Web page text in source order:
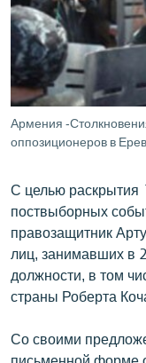
ՄԻՋԱԶԳԱՅԻՆ
ՄՇԱԿՈՒՅԹ
ՍՊՈՐՏ
ՏՏ ԵՒ ԻՆՏԵՐՆԵՏ
ԱՐԽԻՎ
ՏԵՍԱՆՅՈՒԹԵՐ
ԲԱՆԱՎԵՃ
ՁԳՏԵԼՈՎ
ՓՈԴՔԱՍԹ
Армения -
оппозиционеров в
С целью раскрытия
поствыборных
правозащитник
лиц, занимавших в
должности, в том
страны Роберта
Со своими
письменной форме